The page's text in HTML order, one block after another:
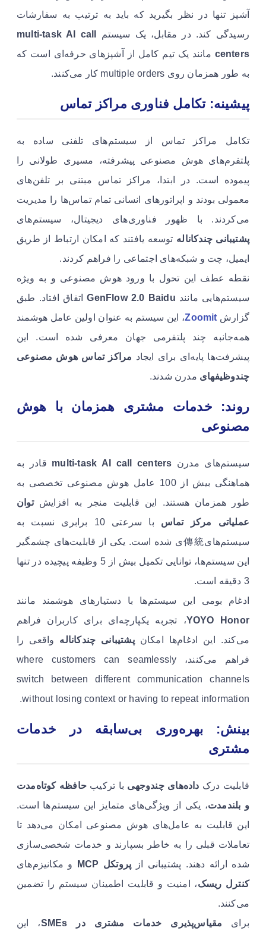
آشپز تنها در نظر بگیرید که باید به ترتیب به سفارشات
رسیدگی کند. در مقابل، یک سیستم
multi-task AI call
centers مانند یک تیم کامل از آشپزهای حرفه‌ای است که
به طور همزمان روی multiple orders کار می‌کنند.
پیشینه: تکامل فناوری مراکز تماس
تکامل مراکز تماس از سیستم‌های تلفنی ساده به
پلتفرم‌های هوش مصنوعی پیشرفته، مسیری طولانی را
پیموده است. در ابتدا، مراکز تماس مبتنی بر تلفن‌های
معمولی بودند و اپراتورهای انسانی تمام تماس‌ها را مدیریت
می‌کردند. با ظهور فناوری‌های دیجیتال، سیستم‌های
پشتیبانی چندکاناله توسعه یافتند که امکان ارتباط از طریق
ایمیل، چت و شبکه‌های اجتماعی را فراهم کردند.
نقطه عطف این تحول با ورود هوش مصنوعی و به ویژه
سیستم‌هایی مانند GenFlow 2.0 Baiduاتفاق افتاد. طبق
گزارش Zoomit، این سیستم به عنوان اولین عامل هوشمند
همه‌جانبه چند پلتفرمی جهان معرفی شده است. این
پیشرفت‌ها پایه‌ای برای ایجاد مراکز تماس هوش مصنوعی
چندوظیفهای مدرن شدند.
روند: خدمات مشتری همزمان با هوش
مصنوعی
سیستم‌های مدرن multi-task AI call centers قادر به
هماهنگی بیش از 100 عامل هوش مصنوعی تخصصی به
طور همزمان هستند. این قابلیت منجر به افزایشتوان
عملیاتی مرکز تماس
با سرعتی 10 برابری نسبت به
سیستم‌های傳統ی شده است. یکی از قابلیت‌های چشمگیر
این سیستم‌ها، توانایی تکمیل بیش از 5 وظیفه پیچیده در تنها
3 دقیقه است.
ادغام بومی این سیستم‌ها با دستیارهای هوشمند مانند
YOYO Honor، تجربه یکپارچه‌ای برای کاربران فراهم
می‌کند. این ادغام‌ها امکانپشتیبانی چندکاناله واقعی را
فراهم می‌کنند، where customers can seamlessly
switch between different communication channels
without losing context or having to repeat information.
بینش: بهره‌وری بی‌سابقه در خدمات
مشتری
قابلیت درک داده‌های چندوجهی با ترکیبحافظه کوتاه‌مدت
و بلندمدت، یکی از ویژگی‌های متمایز این سیستم‌ها است.
این قابلیت به عامل‌های هوش مصنوعی امکان می‌دهد تا
تعاملات قبلی را به خاطر بسپارند و خدمات شخصی‌سازی
شده ارائه دهند. پشتیبانی از پروتکل MCP
و مکانیزم‌های
کنترل ریسک، امنیت و قابلیت اطمینان سیستم را تضمین
می‌کنند.
برای مقیاس‌پذیری خدمات مشتری در SMEs ، این